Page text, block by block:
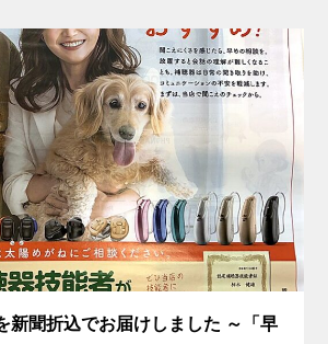
新聞折込でお届けしました ～「早